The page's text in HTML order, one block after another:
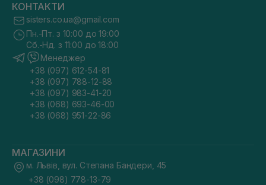
КОНТАКТИ
sisters.co.ua@gmail.com
Пн.-Пт. з 10:00 до 19:00
Сб.-Нд. з 11:00 до 18:00
Менеджер
+38 (097) 612-54-81
+38 (097) 788-12-88
+38 (097) 983-41-20
+38 (068) 693-46-00
+38 (068) 951-22-86
МАГАЗИНИ
м. Львів, вул. Степана Бандери, 45
+38 (098) 778-13-79